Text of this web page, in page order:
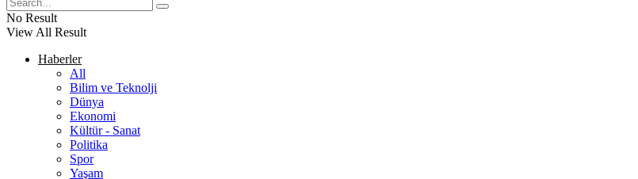
No Result
View All Result
Haberler
All
Bilim ve Teknolji
Dünya
Ekonomi
Kültür - Sanat
Politika
Spor
Yaşam